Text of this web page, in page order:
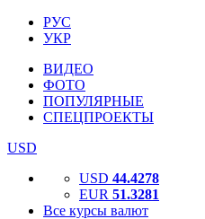
РУС
УКР
ВИДЕО
ФОТО
ПОПУЛЯРНЫЕ
СПЕЦПРОЕКТЫ
USD
USD 44.4278
EUR 51.3281
Все курсы валют